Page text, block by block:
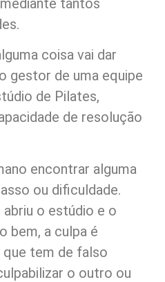
tantos
coisa vai dar
gestor de uma equipe
de Pilates,
de resolução
encontrar alguma
ou dificuldade.
o estúdio e o
bem, a culpa é
que tem de falso
o outro ou